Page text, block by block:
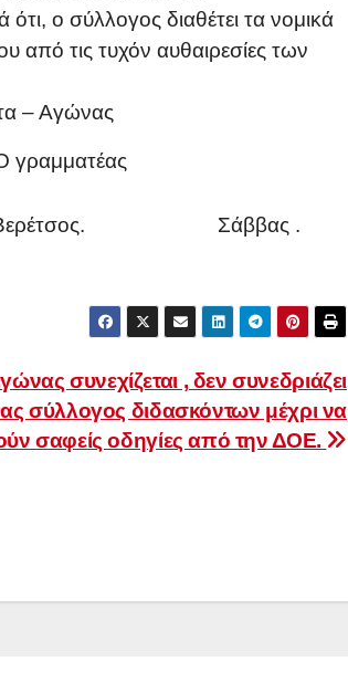
ο σύλλογος διαθέτει τα νομικά
από τις τυχόν αυθαιρεσίες των
. Βερέτσος. Σάββας .
συνεχίζεται , δεν συνεδριάζει
σύλλογος διδασκόντων μέχρι να
σαφείς οδηγίες από την ΔΟΕ.